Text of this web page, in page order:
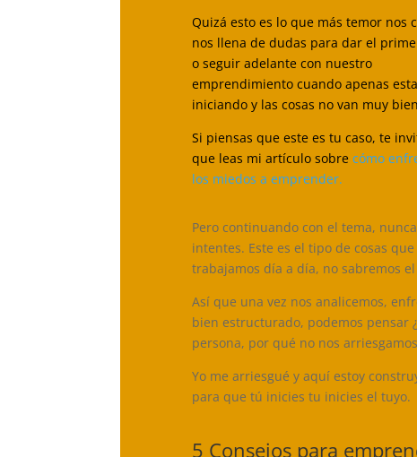
Quizá esto es lo que más temor nos
nos llena de dudas para dar el
o seguir adelante con nuestro
emprendimiento cuando apenas
iniciando y las cosas no van muy
Si piensas que este es tu caso, te
que leas mi artículo sobre cómo
los miedos a emprender.
Pero continuando con el tema,
intentes. Este es el tipo de cosas
trabajamos día a día, no sabremos
Así que una vez nos analicemos,
bien estructurado, podemos pensar
persona, por qué no nos
Yo me arriesgué y aquí estoy
para que tú inicies tu inicies el tuyo.
5 Consejos para